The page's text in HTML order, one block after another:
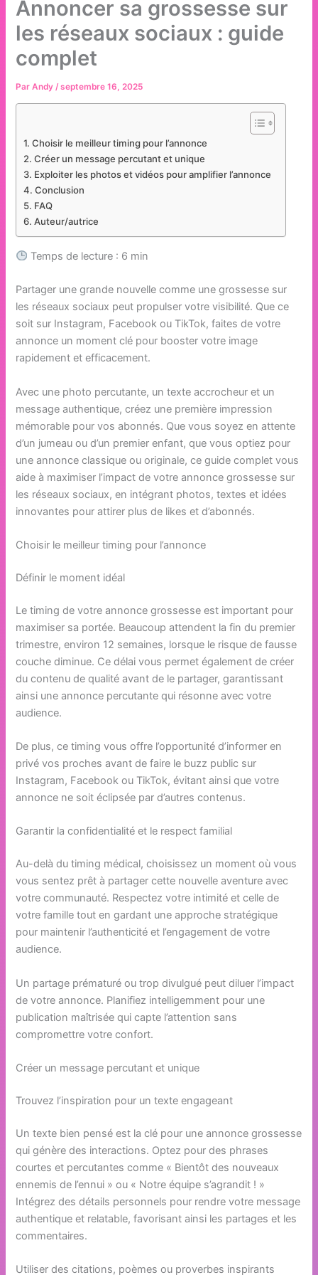
Annoncer sa grossesse sur
les réseaux sociaux : guide
complet
ParAndy /septembre 16, 2025
Choisir le meilleur timing pour l’annonce
Créer un message percutant et unique
Exploiter les photos et vidéos pour amplifier l’annonce
Conclusion
FAQ
Auteur/autrice
Temps de lecture : 6 min
Partager une grande nouvelle comme une grossesse sur
les réseaux sociaux peut propulser votre visibilité. Que ce
soit sur Instagram, Facebook ou TikTok, faites de votre
annonce un moment clé pour booster votre image
rapidement et efficacement.
Avec une photo percutante, un texte accrocheur et un
message authentique, créez une première impression
mémorable pour vos abonnés. Que vous soyez en attente
d’un jumeau ou d’un premier enfant, que vous optiez pour
une annonce classique ou originale, ce guide complet vous
aide à maximiser l’impact de votre annonce grossesse sur
les réseaux sociaux, en intégrant photos, textes et idées
innovantes pour attirer plus de likes et d’abonnés.
Choisir le meilleur timing pour l’annonce
Définir le moment idéal
Le timing de votre annonce grossesse est important pour
maximiser sa portée. Beaucoup attendent la fin du premier
trimestre, environ 12 semaines, lorsque le risque de fausse
couche diminue. Ce délai vous permet également de créer
du contenu de qualité avant de le partager, garantissant
ainsi une annonce percutante qui résonne avec votre
audience.
De plus, ce timing vous offre l’opportunité d’informer en
privé vos proches avant de faire le buzz public sur
Instagram, Facebook ou TikTok, évitant ainsi que votre
annonce ne soit éclipsée par d’autres contenus.
Garantir la confidentialité et le respect familial
Au-delà du timing médical, choisissez un moment où vous
vous sentez prêt à partager cette nouvelle aventure avec
votre communauté. Respectez votre intimité et celle de
votre famille tout en gardant une approche stratégique
pour maintenir l’authenticité et l’engagement de votre
audience.
Un partage prématuré ou trop divulgué peut diluer l’impact
de votre annonce. Planifiez intelligemment pour une
publication maîtrisée qui capte l’attention sans
compromettre votre confort.
Créer un message percutant et unique
Trouvez l’inspiration pour un texte engageant
Un texte bien pensé est la clé pour une annonce grossesse
qui génère des interactions. Optez pour des phrases
courtes et percutantes comme « Bientôt des nouveaux
ennemis de l’ennui » ou « Notre équipe s’agrandit ! »
Intégrez des détails personnels pour rendre votre message
authentique et relatable, favorisant ainsi les partages et les
commentaires.
Utiliser des citations, poèmes ou proverbes inspirants